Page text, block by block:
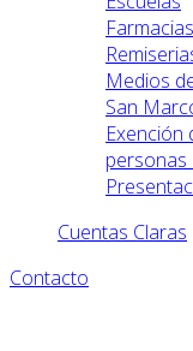
Farmacias
Medios
San
personas
Cuentas Claras
Contacto